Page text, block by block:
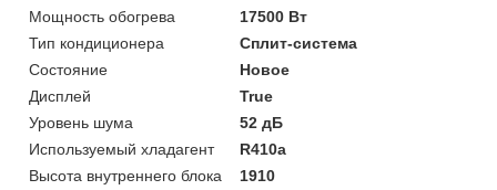
Мощность обогрева
17500 Вт
Тип кондиционера
Сплит-система
Состояние
Новое
Дисплей
True
Уровень шума
52 дБ
Используемый хладагент
R410a
Высота внутреннего блока
1910